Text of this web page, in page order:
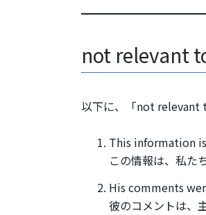
not relevant
以下に、「not relevant
This information
この情報は、私た
His comments
彼のコメントは、